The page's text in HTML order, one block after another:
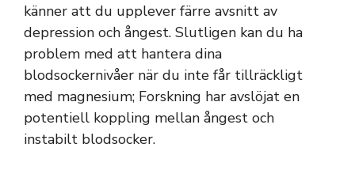
känner att du upplever färre avsnitt av
depression och ångest. Slutligen kan du ha
problem med att hantera dina
blodsockernivåer när du inte får tillräckligt
med magnesium; Forskning har avslöjat en
potentiell koppling mellan ångest och
instabilt blodsocker.